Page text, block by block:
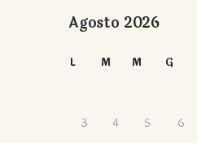
Agosto 2026
L M M G
3
4 5 6